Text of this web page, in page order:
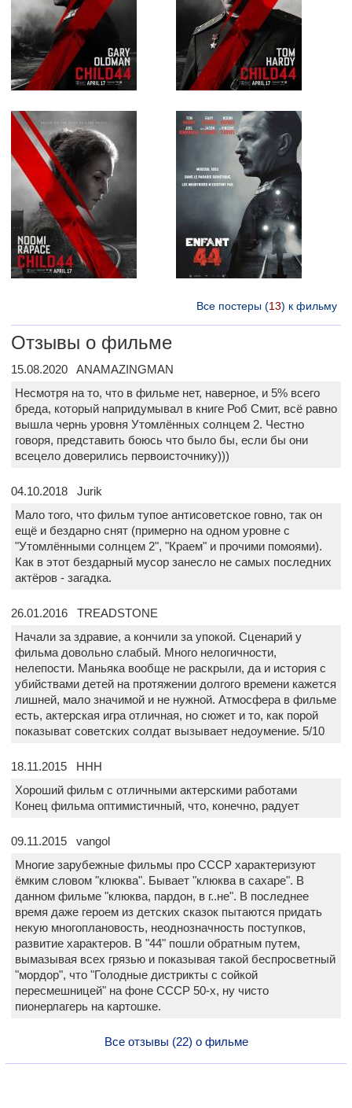
Все постеры (13) к фильму
Отзывы о фильме
15.08.2020 ANAMAZINGMAN
Несмотря на то, что в фильме нет, наверное, и 5% всего
бреда, который напридумывал в книге Роб Смит, всё равно
вышла чернь уровня Утомлённых солнцем 2. Честно
говоря, представить боюсь что было бы, если бы они
всецело доверились первоисточнику)))
04.10.2018 Jurik
Мало того, что фильм тупое антисоветское говно, так он
ещё и бездарно снят (примерно на одном уровне с
"Утомлёнными солнцем 2", "Краем" и прочими помоями).
Как в этот бездарный мусор занесло не самых последних
актёров - загадка.
26.01.2016 TREADSTONE
Начали за здравие, а кончили за упокой. Сценарий у
фильма довольно слабый. Много нелогичности,
нелепости. Маньяка вообще не раскрыли, да и история с
убийствами детей на протяжении долгого времени кажется
лишней, мало значимой и не нужной. Атмосфера в фильме
есть, актерская игра отличная, но сюжет и то, как порой
показыват советских солдат вызывает недоумение. 5/10
18.11.2015 HHH
Хороший фильм с отличными актерскими работами
Конец фильма оптимистичный, что, конечно, радует
09.11.2015 vangol
Многие зарубежные фильмы про СССР характеризуют
ёмким словом "клюква". Бывает "клюква в сахаре". В
данном фильме "клюква, пардон, в г..не". В последнее
время даже героем из детских сказок пытаются придать
некую многоплановость, неоднозначность поступков,
развитие характеров. В "44" пошли обратным путем,
вымазывая всех грязью и показывая такой беспросветный
"мордор", что "Голодные дистрикты с сойкой
пересмешницей" на фоне СССР 50-х, ну чисто
пионерлагерь на картошке.
Все отзывы (22) о фильме